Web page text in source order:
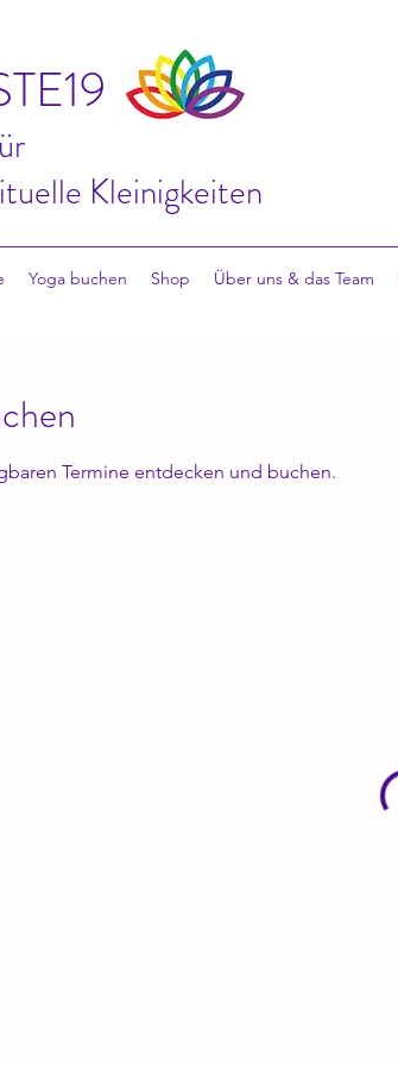
Kleinigkeiten
Yoga buchen Shop Über uns & das Team
Termine entdecken und buchen.